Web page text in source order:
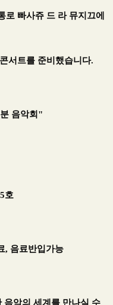
로 빠사쥬 드 라 뮤지끄에
서트를 준비했습니다.
음악회"
호
, 음료반입가능
음악의 세계를 만나실 수